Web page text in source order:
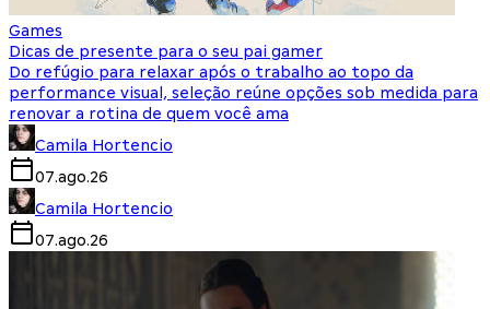
Games
Dicas de presente para o seu pai gamer
Do refúgio para relaxar após o trabalho ao topo da
performance visual, seleção reúne opções sob medida para
renovar a rotina de quem você ama
Camila Hortencio
07.ago.26
Camila Hortencio
07.ago.26